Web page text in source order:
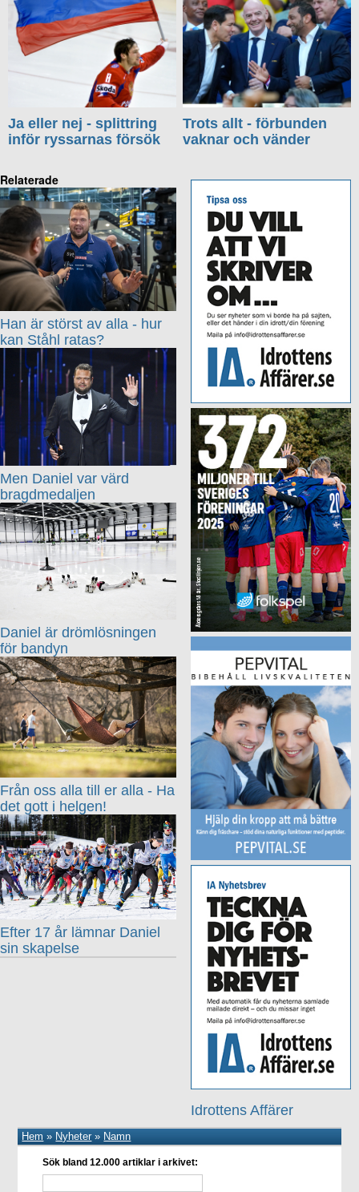
Ja eller nej - splittring
inför ryssarnas försök
Trots allt - förbunden
vaknar och vänder
Idrottens Affärer
Relaterade
Han är störst av alla - hur
kan Ståhl ratas?
Men Daniel var värd
bragdmedaljen
Daniel är drömlösningen
för bandyn
Från oss alla till er alla - Ha
det gott i helgen!
Efter 17 år lämnar Daniel
sin skapelse
Hem » Nyheter» Namn
Sök bland 12.000 artiklar i arkivet: